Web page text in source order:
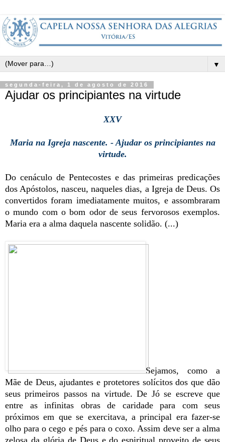
▼
segunda-feira, 1 de agosto de 2016
Ajudar os principiantes na virtude
XXV
Maria na Igreja nascente. - Ajudar os principiantes na
virtude.
Do cenáculo de Pentecostes e das primeiras predicações
dos Apóstolos, nasceu, naqueles dias, a Igreja de Deus. Os
convertidos foram imediatamente muitos, e assombraram
o mundo com o bom odor de seus fervorosos exemplos.
Maria era a alma daquela nascente solidão. (...)
Sejamos, como a
Mãe de Deus, ajudantes e protetores solícitos dos que dão
seus primeiros passos na virtude. De Jó se escreve que
entre as infinitas obras de caridade para com seus
próximos em que se exercitava, a principal era fazer-se
olho para o cego e pés para o coxo. Assim deve ser a alma